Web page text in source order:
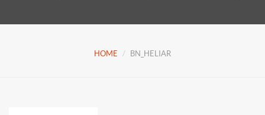
HOME BN_HELIAR